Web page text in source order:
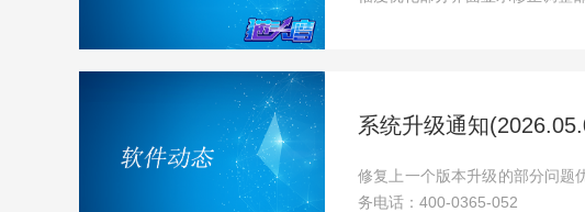
系统升级通知
修复上一个版本升级的部分问题
务电话：400-0365-052